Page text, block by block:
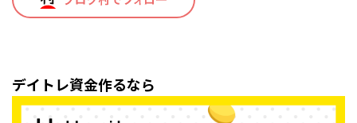
デイトレ資金作るなら